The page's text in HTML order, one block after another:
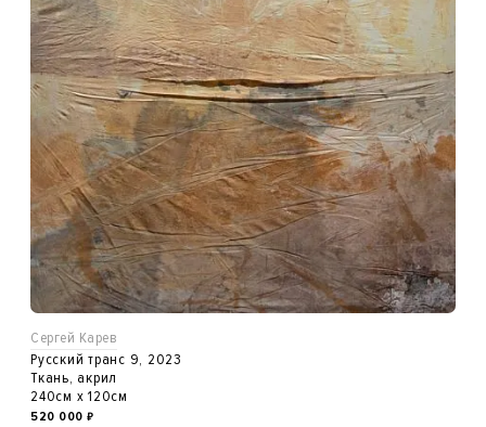
Сергей Карев
Русский транс 9, 2023
Ткань, акрил
240см x 120см
520 000 ₽